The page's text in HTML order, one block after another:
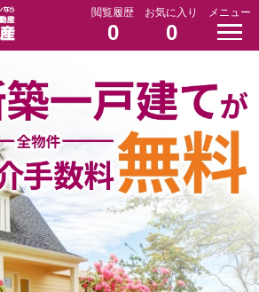
閲覧履歴
0
お気に入り
0
メニュー